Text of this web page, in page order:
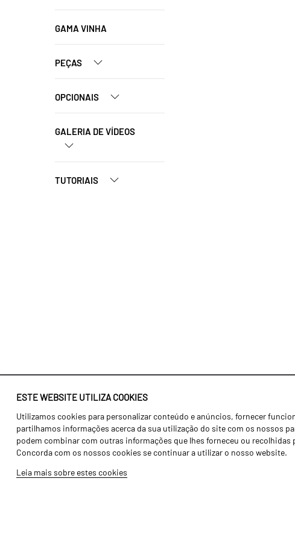
ESTE WEBSITE UTILIZA COOKIES
Utilizamos cookies para personalizar conteúdo e anúncios, fornecer
partilhamos informações acerca da sua utilização do site com os nossos
podem combinar com outras informações que lhes forneceu ou
Concorda com os nossos cookies se continuar a utilizar o nosso website.
Leia mais sobre estes cookies
GAMA VINHA
PEÇAS
OPCIONAIS
GALERIA DE VÍDEOS
TUTORIAIS
Identidade
História
Fábrica / Produção
Recursos Humanos
Agricultura
Transportes
Gama Floresta